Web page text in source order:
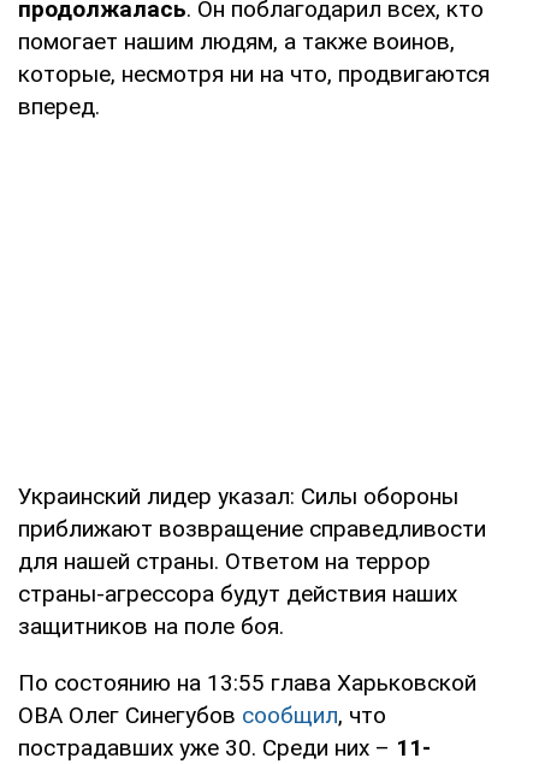
продолжалась. Он поблагодарил всех, кто
помогает нашим людям, а также воинов,
которые, несмотря ни на что, продвигаются
вперед.
Украинский лидер указал: Силы обороны
приближают возвращение справедливости
для нашей страны. Ответом на террор
страны-агрессора будут действия наших
защитников на поле боя.
По состоянию на 13:55 глава Харьковской
ОВА Олег Синегубов сообщил, что
пострадавших уже 30. Среди них – 11-